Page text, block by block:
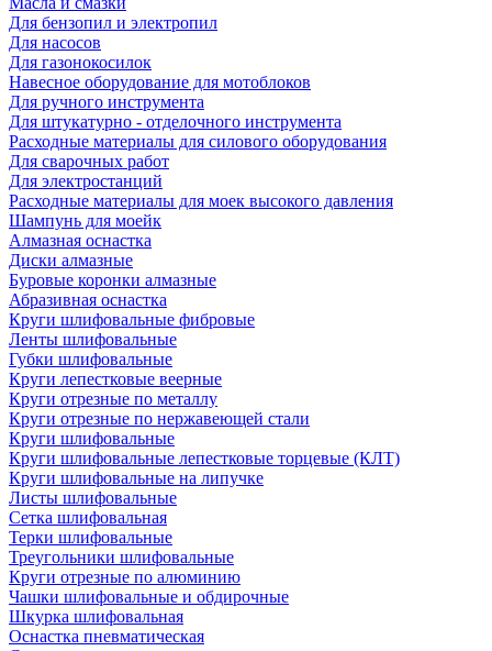
Для бензопил и электропил
Для насосов
Для газонокосилок
Навесное оборудование для мотоблоков
Для ручного инструмента
Для штукатурно - отделочного инструмента
Расходные материалы для силового оборудования
Для сварочных работ
Для электростанций
Расходные материалы для моек высокого давления
Шампунь для моейк
Алмазная оснастка
Диски алмазные
Буровые коронки алмазные
Абразивная оснастка
Круги шлифовальные фибровые
Ленты шлифовальные
Губки шлифовальные
Круги лепестковые веерные
Круги отрезные по металлу
Круги отрезные по нержавеющей стали
Круги шлифовальные
Круги шлифовальные лепестковые торцевые (КЛТ)
Круги шлифовальные на липучке
Листы шлифовальные
Сетка шлифовальная
Терки шлифовальные
Треугольники шлифовальные
Круги отрезные по алюминию
Чашки шлифовальные и обдирочные
Шкурка шлифовальная
Оснастка пневматическая